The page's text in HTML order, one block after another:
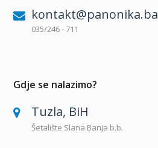
kontakt@panonika.ba
035/246 - 711
Gdje se nalazimo?
Tuzla, BiH
Šetalište Slana Banja b.b.